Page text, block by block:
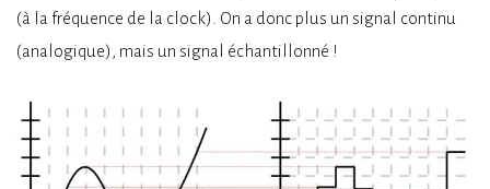
(à la fréquence de la clock). On a donc plus un signal continu
(analogique), mais un signal échantillonné !